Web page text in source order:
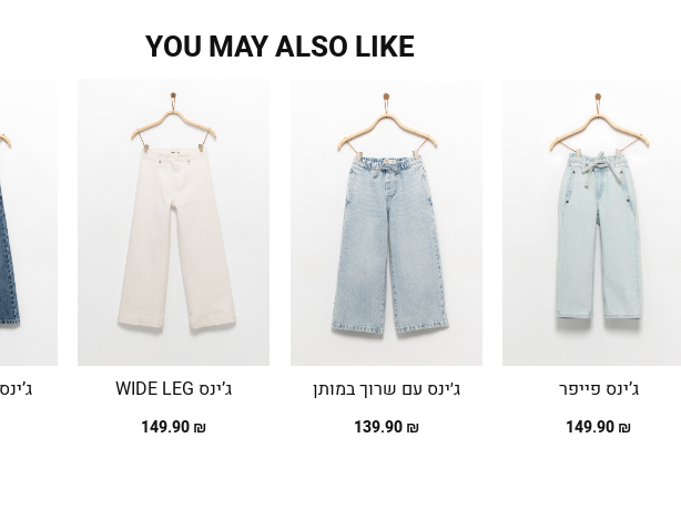
YOU MAY ALSO LIKE
ג’ינס פייפר
₪ 149.90
ג׳ינס עם שרוך במותן
₪ 139.90
ג’ינס WIDE LEG
₪ 149.90